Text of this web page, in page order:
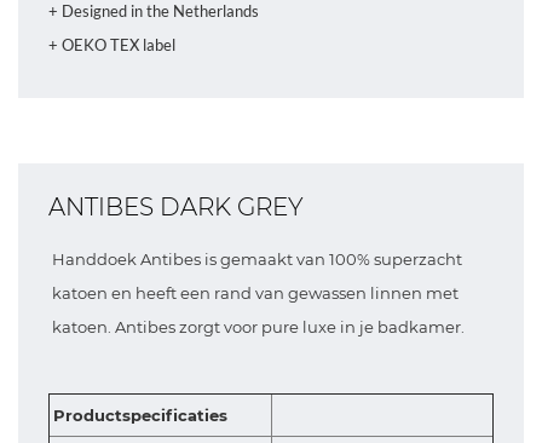
+ Designed in the Netherlands
+ OEKO TEX label
ANTIBES DARK GREY
Handdoek Antibes is gemaakt van 100% superzacht
katoen en heeft een rand van gewassen linnen met
katoen. Antibes zorgt voor pure luxe in je badkamer.
Productspecificaties